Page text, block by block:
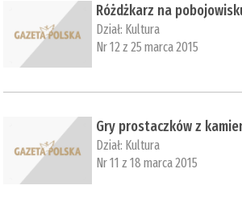
Różdżkarz na
Dział: Kultura
Nr 12 z 25 marca 2015
Gry prostaczków z
Dział: Kultura
Nr 11 z 18 marca 2015